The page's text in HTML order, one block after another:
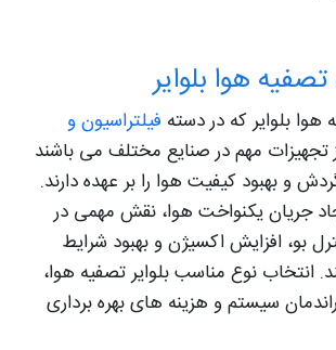
هوا بلوایر
بلوایر که در دسته فیلتراسیون و
از تجهیزات مهم در صنایع مختلف می باشند
و بهبود کیفیت هوا را بر عهده دارند.
جریان یکنواخت هوا، نقش مهمی در
بو، افزایش اکسیژن و بهبود شرایط
انتخاب نوع مناسب بلوایر تصفیه هوا،
سیستم و هزینه‌ های بهره‌ برداری